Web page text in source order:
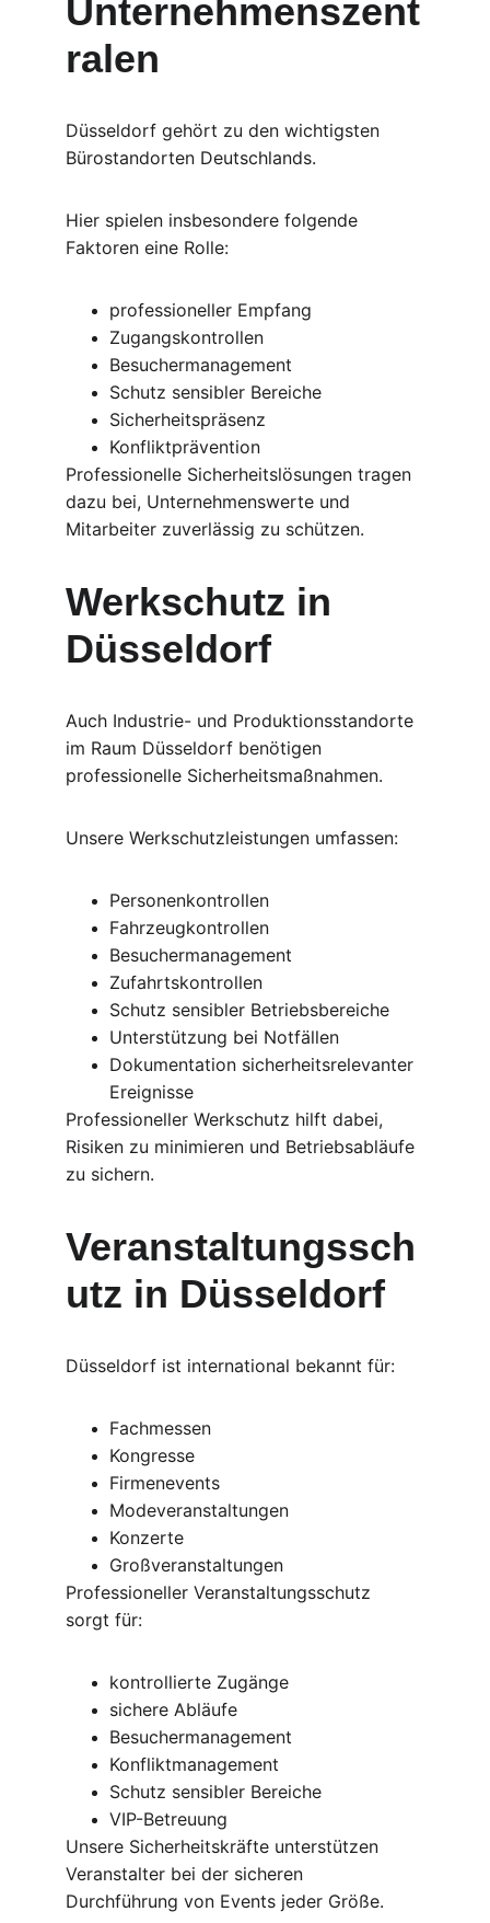
Unternehmenszent
ralen
Düsseldorf gehört zu den wichtigsten
Bürostandorten Deutschlands.
Hier spielen insbesondere folgende
Faktoren eine Rolle:
professioneller Empfang
Zugangskontrollen
Besuchermanagement
Schutz sensibler Bereiche
Sicherheitspräsenz
Konfliktprävention
Professionelle Sicherheitslösungen tragen
dazu bei, Unternehmenswerte und
Mitarbeiter zuverlässig zu schützen.
Werkschutz in
Düsseldorf
Auch Industrie- und Produktionsstandorte
im Raum Düsseldorf benötigen
professionelle Sicherheitsmaßnahmen.
Unsere Werkschutzleistungen umfassen:
Personenkontrollen
Fahrzeugkontrollen
Besuchermanagement
Zufahrtskontrollen
Schutz sensibler Betriebsbereiche
Unterstützung bei Notfällen
Dokumentation sicherheitsrelevanter
Ereignisse
Professioneller Werkschutz hilft dabei,
Risiken zu minimieren und Betriebsabläufe
zu sichern.
Veranstaltungssch
utz in Düsseldorf
Düsseldorf ist international bekannt für:
Fachmessen
Kongresse
Firmenevents
Modeveranstaltungen
Konzerte
Großveranstaltungen
Professioneller Veranstaltungsschutz
sorgt für:
kontrollierte Zugänge
sichere Abläufe
Besuchermanagement
Konfliktmanagement
Schutz sensibler Bereiche
VIP-Betreuung
Unsere Sicherheitskräfte unterstützen
Veranstalter bei der sicheren
Durchführung von Events jeder Größe.